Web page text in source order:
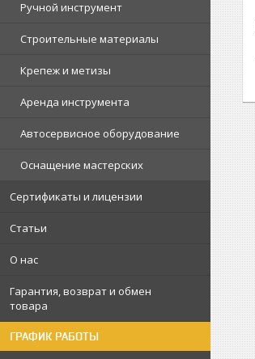
Ручной инструмент
Строительные материалы
Крепеж и метизы
Аренда инструмента
Автосервисное оборудование
Оснащение мастерских
Сертификаты и лицензии
Статьи
О нас
Гарантия, возврат и обмен
товара
ГРАФИК РАБОТЫ